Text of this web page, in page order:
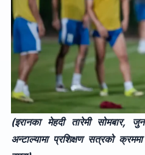
(इरानका मेहदी तारेमी सोमबार,
अन्टाल्यामा प्रशिक्षण सत्रको